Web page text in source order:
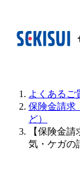
よくあるご
保険金請求
ど）
【保険金
気・ケガの